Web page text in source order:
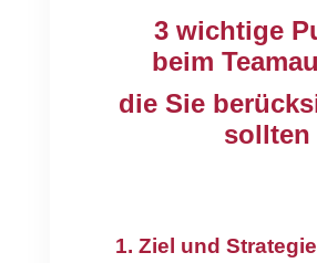
3 wichtige
beim
die Sie
sollten
1. Ziel und